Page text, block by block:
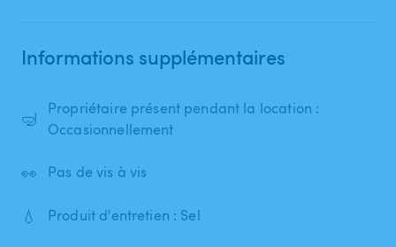
Informations supplémentaires
🤿
Propriétaire présent pendant la location :
Occasionnellement
👀 Pas de vis à vis
💧 Produit d'entretien : Sel